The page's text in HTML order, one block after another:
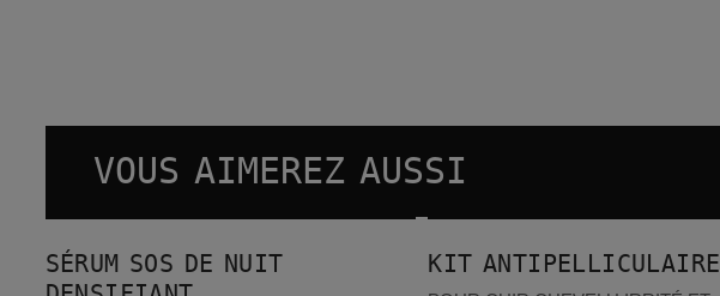
VOUS AIMEREZ AUSSI
Sérum SOS de Nuit Densifiant
BEST-SELLERS
SÉRUM SOS DE NUIT
Kit Antipelliculaire
BEST-SELLERS
KIT ANTIPELLICULAIRE